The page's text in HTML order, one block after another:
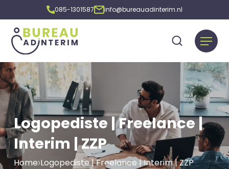
085-1301587 info@bureauadinterim.nl
Logopediste | Freelance |
Interim | ZZP
Home Logopediste | Freelance | Interim | ZZP